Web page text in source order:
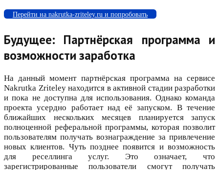
Перейти на nakrutka-zriteley.ru и попробовать
Будущее: Партнёрская программа и
возможности заработка
На данный момент партнёрская программа на сервисе
Nakrutka Zriteley находится в активной стадии разработки
и пока не доступна для использования. Однако команда
проекта усердно работает над её запуском. В течение
ближайших нескольких месяцев планируется запуск
полноценной реферальной программы, которая позволит
пользователям получать вознаграждение за привлечение
новых клиентов. Чуть позднее появится и возможность
для реселлинга услуг. Это означает, что
зарегистрированные пользователи смогут получать